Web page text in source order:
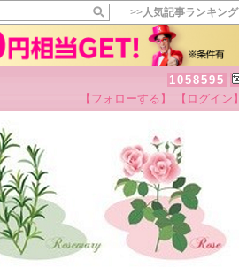
>>人気記事ランキング
1058595
【フォローする】 【ログイン】